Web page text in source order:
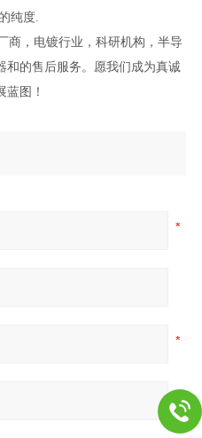
纯度.
商，电镀行业，科研机构，半导
和的售后服务。愿我们成为真诚
蓝图！